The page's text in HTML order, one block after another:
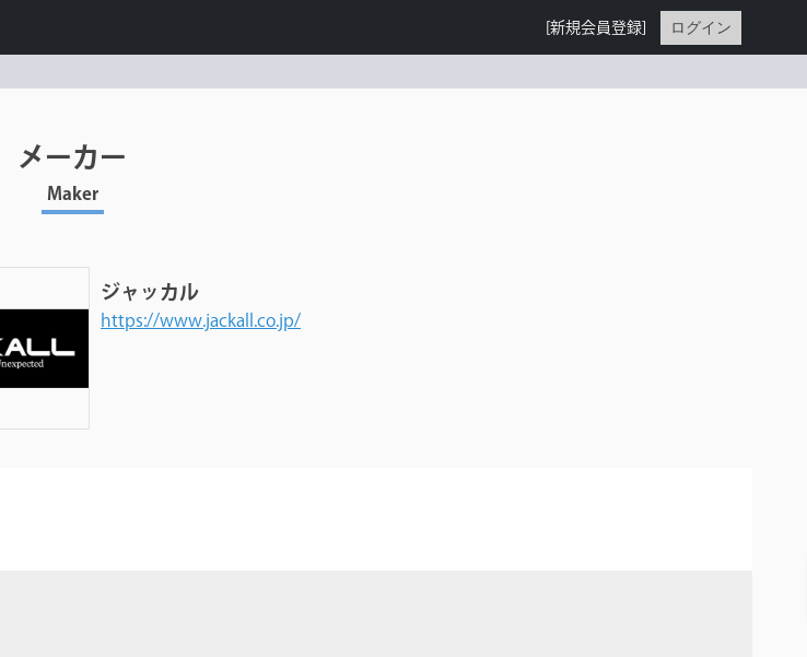
[新規会員登録] ログイン
メーカー
Maker
ジャッカル
https://www.jackall.co.jp/